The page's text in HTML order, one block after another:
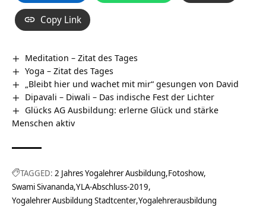
Copy Link
Meditation – Zitat des Tages
Yoga – Zitat des Tages
„Bleibt hier und wachet mit mir“ gesungen von David
Dipavali – Diwali – Das indische Fest der Lichter
Glücks AG Ausbildung: erlerne Glück und stärke
Menschen aktiv
TAGGED: 2 Jahres Yogalehrer Ausbildung Fotoshow
Swami Sivananda YLA-Abschluss-2019
Yogalehrer Ausbildung Stadtcenter Yogalehrerausbildung